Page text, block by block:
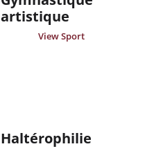
artistique
View Sport
Haltérophilie